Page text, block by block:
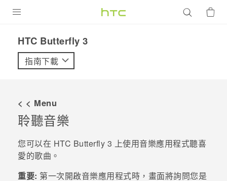
VIVE
配件
優惠專區
HTC Butterfly 3‎
指南下載
< < Menu
聆聽音樂
您可以在 HTC Butterfly 3 上使用音樂應用程式聽喜
愛的歌曲。
重要: 第一次開啟音樂應用程式時，畫面將詢問您是